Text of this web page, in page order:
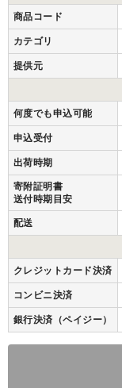
商品コード
カテゴリ
提供元
何度でも申込可能
申込受付
出荷時期
寄附証明書
送付時期目安
配送
クレジットカード決済
コンビニ決済
銀行決済（ペイジー）